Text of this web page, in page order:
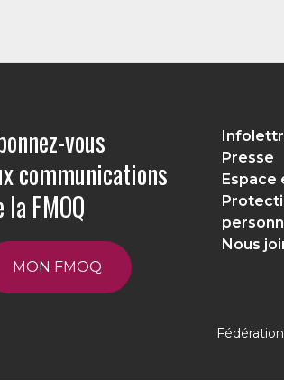
vous
communications
la FMOQ
MON FMOQ
Presse
Espace
Nous